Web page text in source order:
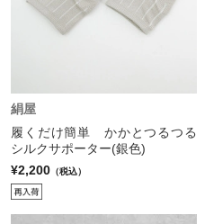
絹屋
履くだけ簡単 かかとつるつる
シルクサポーター(銀色)
¥2,200 （税込）